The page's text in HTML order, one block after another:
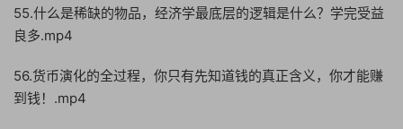
55.什么是稀缺的物品，经济学最底层的逻辑是什么？学完受益
良多.mp4
56.货币演化的全过程，你只有先知道钱的真正含义，你才能赚
到钱！.mp4